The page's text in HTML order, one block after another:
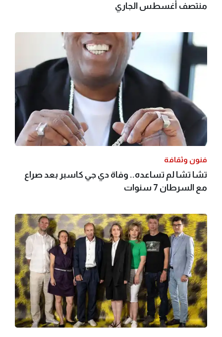
منتصف أغسطس الجاري
فنون وثقافة
تشا تشا لم تساعده.. وفاة دي جي كاسبر بعد صراع
مع السرطان 7 سنوات